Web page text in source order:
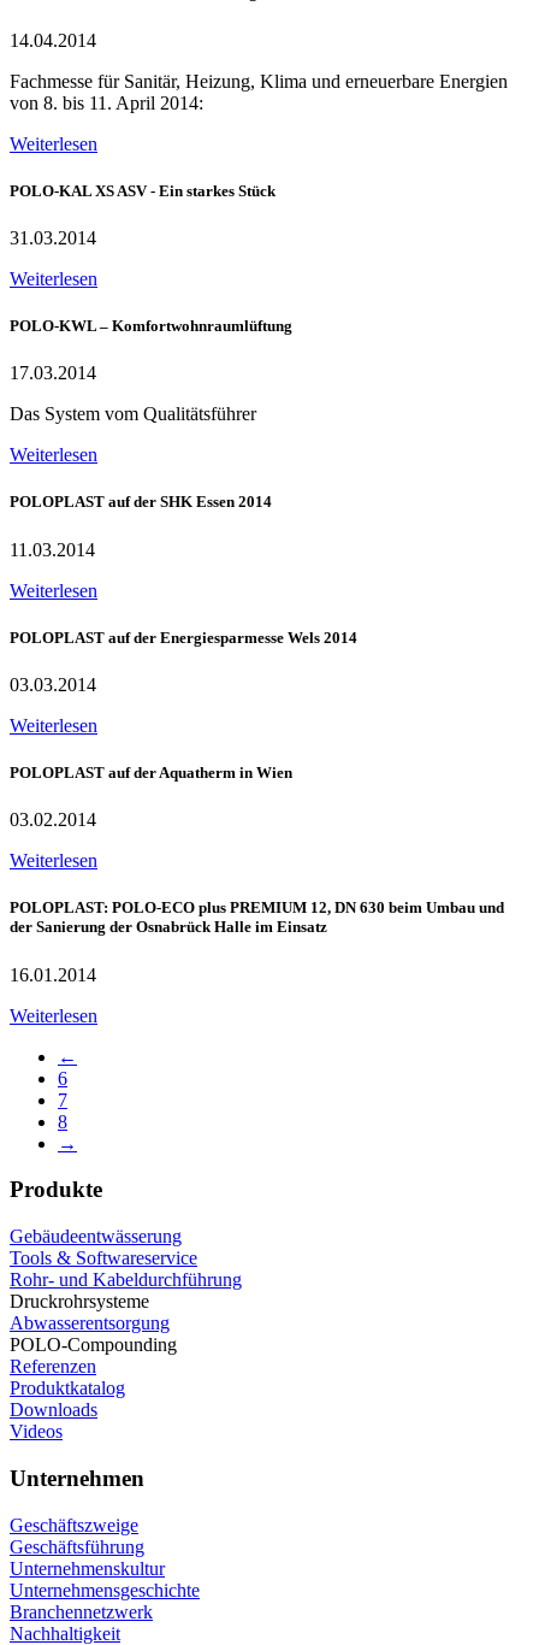
14.04.2014
Fachmesse für Sanitär, Heizung, Klima und erneuerbare Energien
von 8. bis 11. April 2014:
Weiterlesen
POLO-KAL XS ASV - Ein starkes Stück
31.03.2014
Weiterlesen
POLO-KWL – Komfortwohnraumlüftung
17.03.2014
Das System vom Qualitätsführer
Weiterlesen
POLOPLAST auf der SHK Essen 2014
11.03.2014
Weiterlesen
POLOPLAST auf der Energiesparmesse Wels 2014
03.03.2014
Weiterlesen
POLOPLAST auf der Aquatherm in Wien
03.02.2014
Weiterlesen
POLOPLAST: POLO-ECO plus PREMIUM 12, DN 630 beim Umbau und
der Sanierung der Osnabrück Halle im Einsatz
16.01.2014
Weiterlesen
←
6
7
8
→
Produkte
Gebäudeentwässerung
Tools & Softwareservice
Rohr- und Kabeldurchführung
Druckrohrsysteme
Abwasserentsorgung
POLO-Compounding
Referenzen
Produktkatalog
Downloads
Videos
Unternehmen
Geschäftszweige
Geschäftsführung
Unternehmenskultur
Unternehmensgeschichte
Branchennetzwerk
Nachhaltigkeit